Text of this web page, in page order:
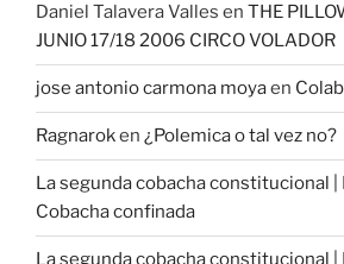
Daniel Talavera Valles en THE
JUNIO 17/18 2006 CIRCO VOLADOR
jose antonio carmona moyaen
Ragnaroken ¿Polemica o tal vez no?
La segunda cobacha constitucional |
Cobacha confinada